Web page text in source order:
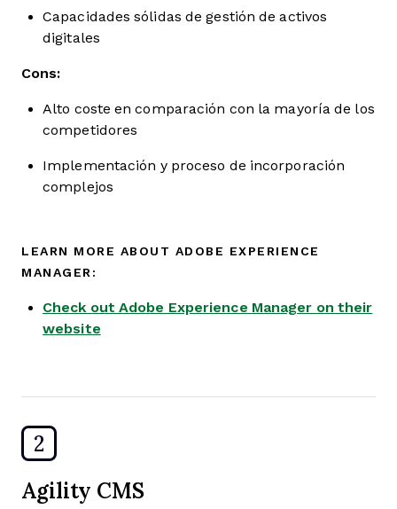
Capacidades sólidas de gestión de activos
digitales
Cons:
Alto coste en comparación con la mayoría de los
competidores
Implementación y proceso de incorporación
complejos
LEARN MORE ABOUT ADOBE EXPERIENCE
MANAGER:
Check out Adobe Experience Manager on their
website
2
Agility CMS